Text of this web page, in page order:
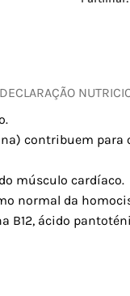
DECLARAÇÃO
contribuem
músculo cardíaco.
normal da
ácido